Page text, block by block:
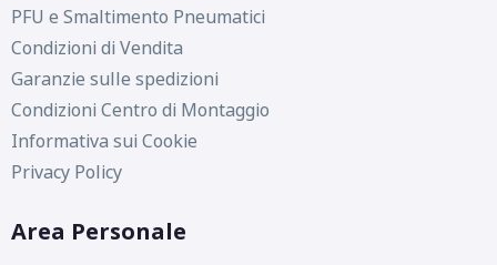
PFU e Smaltimento Pneumatici
Condizioni di Vendita
Garanzie sulle spedizioni
Condizioni Centro di Montaggio
Informativa sui Cookie
Privacy Policy
Area Personale